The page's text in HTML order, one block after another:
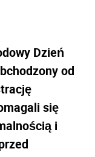
Dzień
od
się
i